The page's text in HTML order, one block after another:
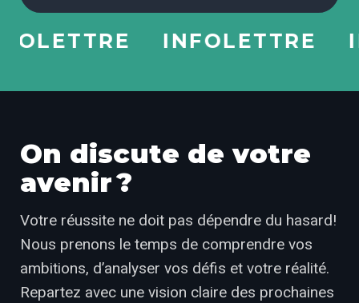
INFOLETTRE
On discute de votre
avenir ?
Votre réussite ne doit pas dépendre du hasard!
Nous prenons le temps de comprendre vos
ambitions, d’analyser vos défis et votre réalité.
Repartez avec une vision claire des prochaines